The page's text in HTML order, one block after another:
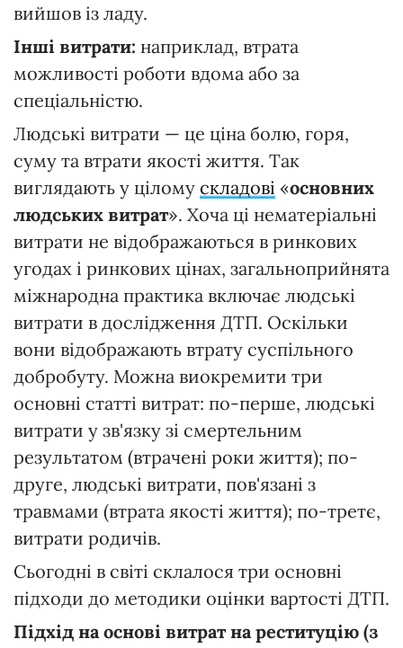
вийшов із ладу.
Інші витрати: наприклад, втрата
можливості роботи вдома або за
спеціальністю.
Людські витрати — це ціна болю, горя,
суму та втрати якості життя. Так
виглядають у цілому складові «основних
людських витрат». Хоча ці нематеріальні
витрати не відображаються в ринкових
угодах і ринкових цінах, загальноприйнята
міжнародна практика включає людські
витрати в дослідження ДТП. Оскільки
вони відображають втрату суспільного
добробуту. Можна виокремити три
основні статті витрат: по-перше, людські
витрати у зв'язку зі смертельним
результатом (втрачені роки життя); по-
друге, людські витрати, пов'язані з
травмами (втрата якості життя); по-третє,
витрати родичів.
Сьогодні в світі склалося три основні
підходи до методики оцінки вартості ДТП.
Підхід на основі витрат на реституцію (з